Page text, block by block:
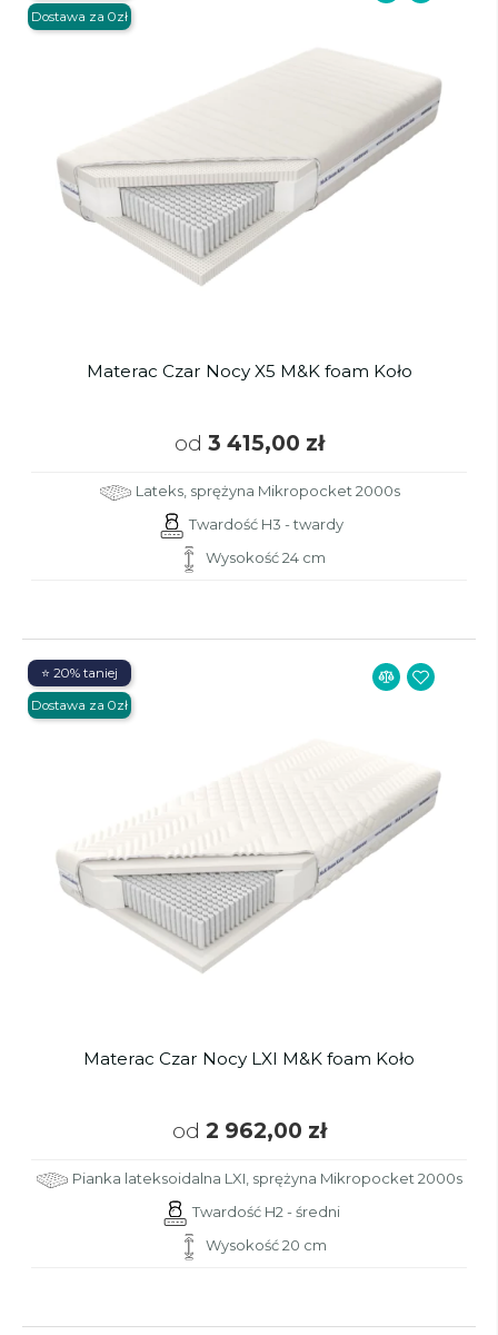
Materac Czar Nocy X5 M&K foam Koło
od 3 415,00 zł
Lateks, sprężyna Mikropocket 2000s
Twardość H3 - twardy
Wysokość 24 cm
Dostawa za 0zł
Materac Czar Nocy LXI M&K foam Koło
od 2 962,00 zł
Pianka lateksoidalna LXI, sprężyna Mikropocket 2000s
Twardość H2 - średni
Wysokość 20 cm
⭐ 20% taniej
Dostawa za 0zł